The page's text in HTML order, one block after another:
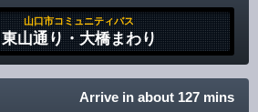
Search bus stop
各バス会社リンク先
問題を報告
山口市コミュニティバス
東山通り・大橋まわり
Arrive in about 127 mins